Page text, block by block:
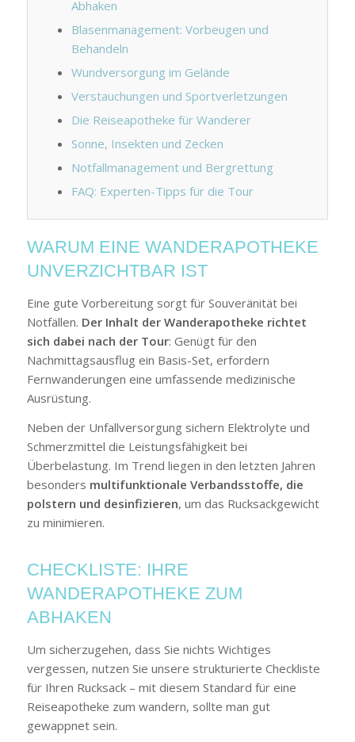
Abhaken
Blasenmanagement: Vorbeugen und
Behandeln
Wundversorgung im Gelände
Verstauchungen und Sportverletzungen
Die Reiseapotheke für Wanderer
Sonne, Insekten und Zecken
Notfallmanagement und Bergrettung
FAQ: Experten-Tipps für die Tour
WARUM EINE WANDERAPOTHEKE
UNVERZICHTBAR IST
Eine gute Vorbereitung sorgt für Souveränität bei
Notfällen. Der Inhalt der Wanderapotheke richtet
sich dabei nach der Tour: Genügt für den
Nachmittagsausflug ein Basis-Set, erfordern
Fernwanderungen eine umfassende medizinische
Ausrüstung.
Neben der Unfallversorgung sichern Elektrolyte und
Schmerzmittel die Leistungsfähigkeit bei
Überbelastung. Im Trend liegen in den letzten Jahren
besonders multifunktionale Verbandsstoffe, die
polstern und desinfizieren, um das Rucksackgewicht
zu minimieren.
CHECKLISTE: IHRE
WANDERAPOTHEKE ZUM
ABHAKEN
Um sicherzugehen, dass Sie nichts Wichtiges
vergessen, nutzen Sie unsere strukturierte Checkliste
für Ihren Rucksack – mit diesem Standard für eine
Reiseapotheke zum wandern, sollte man gut
gewappnet sein.